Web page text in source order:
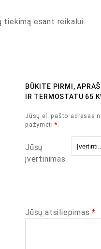
esant reikalui.
BŪKITE PIRMI,
IR TERMOSTATU 65
Jūsų el. pašto adresas
pažymėti*.
Jūsų
įvertinimas
Jūsų atsiliepimas*